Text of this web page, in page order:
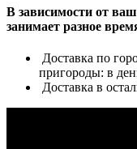
В зависимости от
занимает разное
Доставка по
пригороды: в
Доставка в